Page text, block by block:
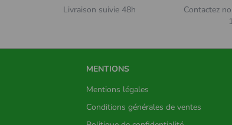
Livraison suivie 48h
Contactez
MENTIONS
Mentions légales
Conditions générales de ventes